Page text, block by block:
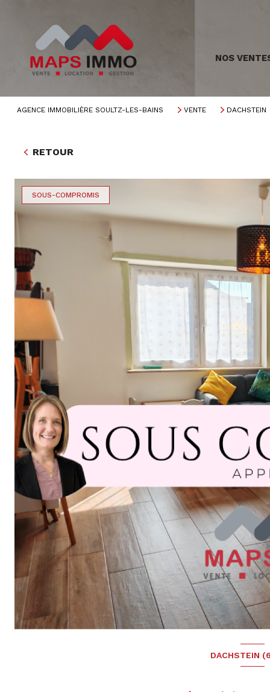
NOS
AGENCE IMMOBILIÈRE SOULTZ-LES-BAINS VENTE DACHSTEIN
RETOUR
SOUS-COMPROMIS
DACHSTEIN